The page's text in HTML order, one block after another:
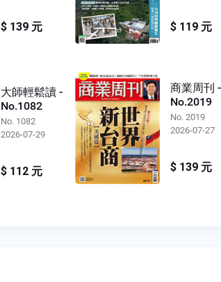
$ 139 元 $ 119 元
大師輕鬆讀 -
No.1082
No. 1082
2026-07-29
$ 112 元
商業周刊 -
No.2019
No. 2019
2026-07-27
$ 139 元